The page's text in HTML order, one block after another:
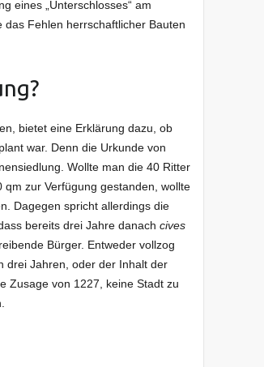
eines „Unterschlosses“ am
Fehlen herrschaftlicher Bauten
bietet eine Erklärung dazu, ob
war. Denn die Urkunde von
Wollte man die 40 Ritter
zur Verfügung gestanden, wollte
Dagegen spricht allerdings die
bereits drei Jahre danachcives
Bürger. Entweder vollzog
drei Jahren, oder der Inhalt der
Zusage von 1227, keine Stadt zu